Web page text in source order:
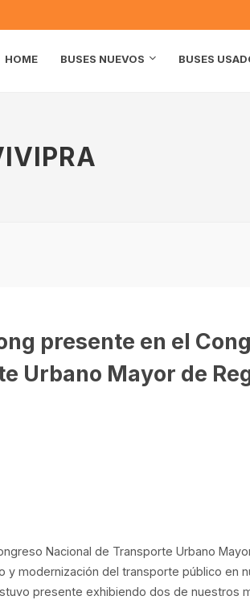
HOME BUSES NUEVOS BUSES
presente en el
Urbano Mayor de
Nacional de Transporte Urbano
y modernización del transporte público en
presente exhibiendo dos de nuestros